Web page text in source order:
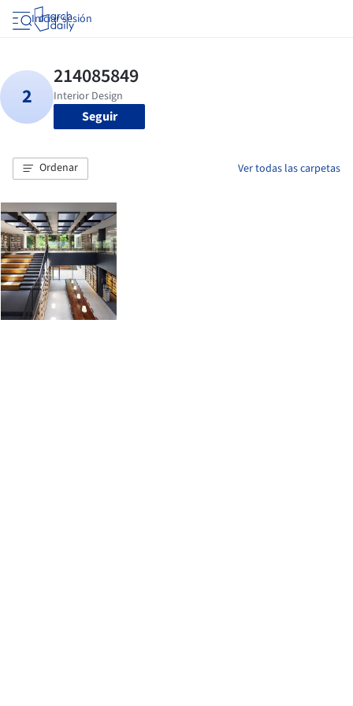
Iniciar sesión
Seguir
Ordenar Ver todas las carpetas